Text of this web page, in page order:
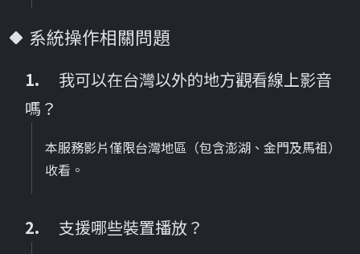
系統操作相關問題
我可以在台灣以外的地方觀看線上影音
嗎？
本服務影片僅限台灣地區（包含澎湖、金門及馬祖）
收看。
支援哪些裝置播放？